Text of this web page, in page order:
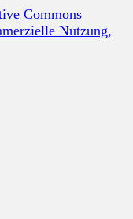
Commons
Nutzung,